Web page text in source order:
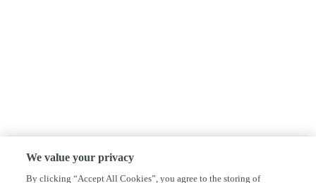
We value your privacy
By clicking “Accept All Cookies”, you agree to the storing of